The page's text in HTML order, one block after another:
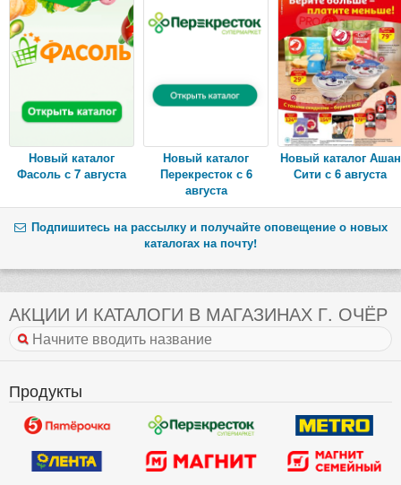
Новый каталог
Фасоль с 7 августа
Новый каталог
Перекресток с 6
августа
Новый каталог Ашан
Сити с 6 августа
Подпишитесь на рассылку и получайте оповещение о новых
каталогах на почту!
АКЦИИ И КАТАЛОГИ В МАГАЗИНАХ Г. ОЧЁР
Продукты